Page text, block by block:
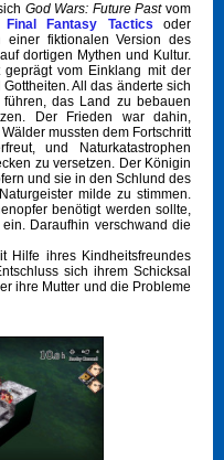
God Wars: Future Pastvom
Final Fantasy Tactics oder
fiktionalen Version des
dortigen Mythen und Kultur.
vom Einklang mit der
All das änderte sich
das Land zu bebauen
Der Frieden war dahin,
mussten dem Fortschritt
und Naturkatastrophen
zu versetzen. Der Königin
und sie in den Schlund des
milde zu stimmen.
benötigt werden sollte,
Daraufhin verschwand die
Hilfe ihres Kindheitsfreundes
sich ihrem Schicksal
ihre Mutter und die Probleme